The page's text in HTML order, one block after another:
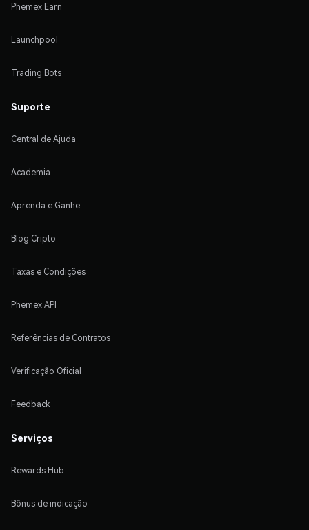
Phemex Earn
Launchpool
Trading Bots
Suporte
Central de Ajuda
Academia
Aprenda e Ganhe
Blog Cripto
Taxas e Condições
Phemex API
Referências de Contratos
Verificação Oficial
Feedback
Serviços
Rewards Hub
Bônus de indicação